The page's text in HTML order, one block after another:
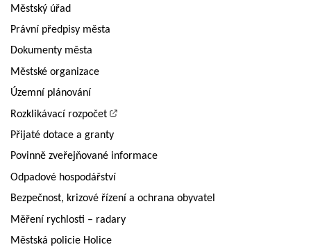
Městský úřad
Právní předpisy města
Dokumenty města
Městské organizace
Územní plánování
Rozklikávací rozpočet
Přijaté dotace a granty
Povinně zveřejňované informace
Odpadové hospodářství
Bezpečnost, krizové řízení a ochrana obyvatel
Měření rychlosti – radary
Městská policie Holice